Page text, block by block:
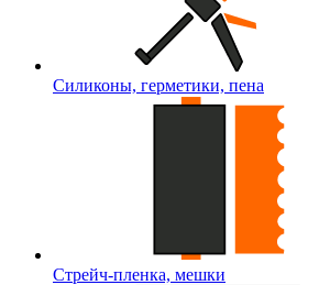
Силиконы, герметики, пена
Стрейч-пленка, мешки